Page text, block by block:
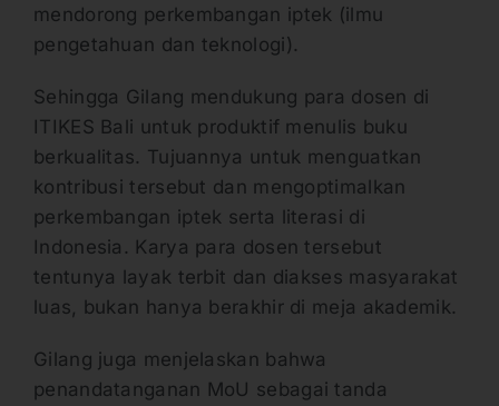
mendorong perkembangan iptek (ilmu
pengetahuan dan teknologi).
Sehingga Gilang mendukung para dosen di
ITIKES Bali untuk produktif menulis buku
berkualitas. Tujuannya untuk menguatkan
kontribusi tersebut dan mengoptimalkan
perkembangan iptek serta literasi di
Indonesia. Karya para dosen tersebut
tentunya layak terbit dan diakses masyarakat
luas, bukan hanya berakhir di meja akademik.
Gilang juga menjelaskan bahwa
penandatanganan MoU sebagai tanda